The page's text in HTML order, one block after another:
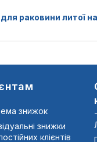
раковини литої
знижок
знижки
клієнтів